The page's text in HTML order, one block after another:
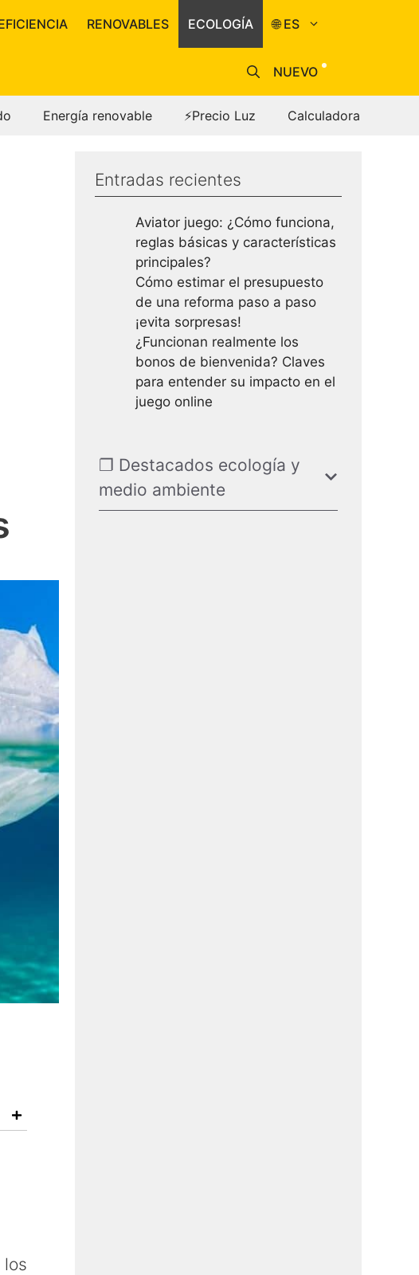
RENOVABLES ECOLOGÍA 🌐 ES
NUEVO
Energía renovable ⚡Precio Luz Calculadora
Entradas recientes
Aviator juego: ¿Cómo funciona,
reglas básicas y características
principales?
Cómo estimar el presupuesto
de una reforma paso a paso
¡evita sorpresas!
¿Funcionan realmente los
bonos de bienvenida? Claves
para entender su impacto en el
juego online
❐ Destacados ecología y
medio ambiente